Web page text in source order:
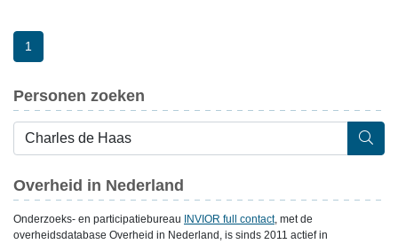
1
Personen zoeken
Overheid in Nederland
Onderzoeks- en participatiebureau INVIOR full contact, met de
overheidsdatabase Overheid in Nederland, is sinds 2011 actief in